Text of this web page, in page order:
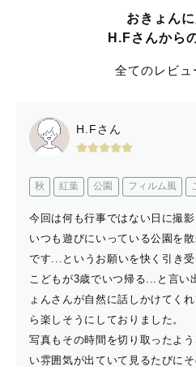
おきょん
H.Fさんから
全てのレビュ
H.Fさん
秋 紅葉 公園 フィルム風
今回は何も行事ではない日に撮影
いつも遊びにいっている公園を
です...というお願いを快く引き受
こどもが3歳でいつ帰る...と言い
ょんさんが自然に話しかけてく
ら楽しそうにしておりました。
写真もその時間を切り取ったよ
い雰囲気が出ていて見るたびに